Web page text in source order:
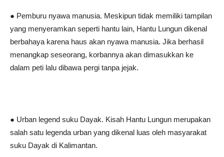
● Pemburu nyawa manusia. Meskipun tidak memiliki tampilan
yang menyeramkan seperti hantu lain, Hantu Lungun dikenal
berbahaya karena haus akan nyawa manusia. Jika berhasil
menangkap seseorang, korbannya akan dimasukkan ke
dalam peti lalu dibawa pergi tanpa jejak.
● Urban legend suku Dayak. Kisah Hantu Lungun merupakan
salah satu legenda urban yang dikenal luas oleh masyarakat
suku Dayak di Kalimantan.